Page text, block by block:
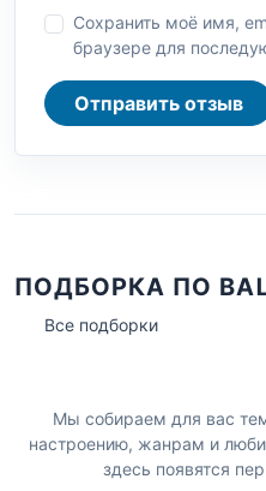
Сохранить моё имя,
браузере для
Отправить отзыв
ПОДБОРКА ПО
Все подборки
Мы собираем для вас
настроению, жанрам и
здесь появятся